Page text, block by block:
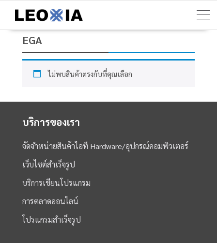
content
EGA
ไม่พบสินค้าตรงกับที่คุณเลือก
บริการของเรา
จัดจำหน่ายสินค้าไอที Hardware/อุปกรณ์คอมพิวเตอร์
เว็บไซต์สำเร็จรูป
บริการเขียนโปรแกรม
การตลาดออนไลน์
โปรแกรมสำเร็จรูป